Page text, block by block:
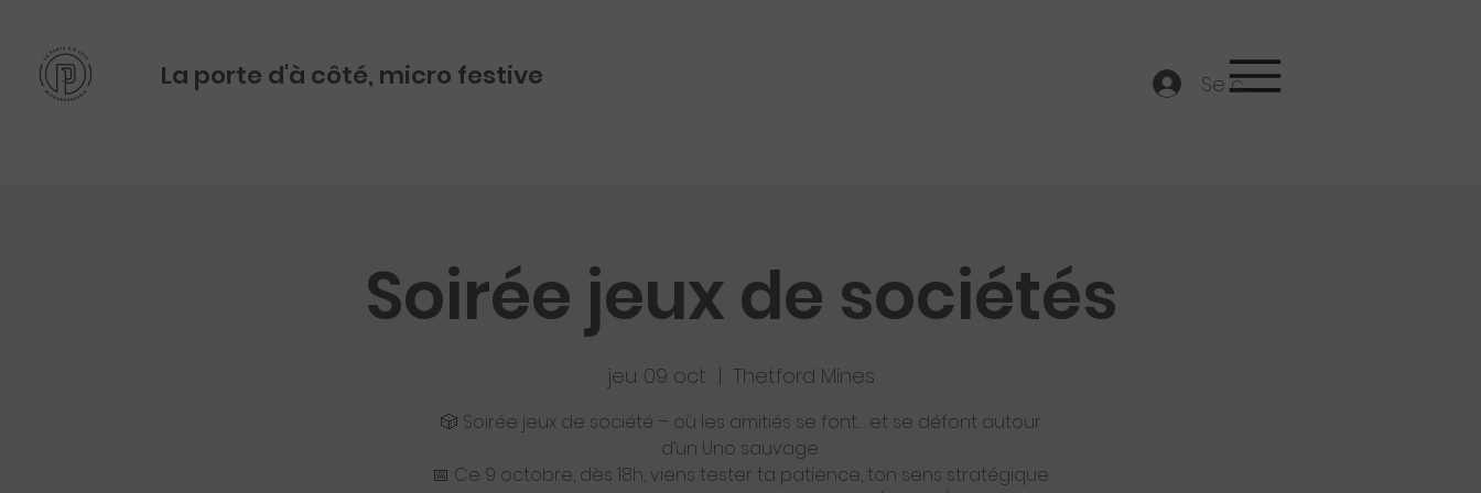
La porte d'à côté, micro festive Se connecter
Soirée jeux de sociétés
jeu. 09 oct.
  |
Thetford Mines
🎲 Soirée jeux de société – où les amitiés se font… et se défont autour
d’un Uno sauvage.
📅 Ce 9 octobre, dès 18h, viens tester ta patience, ton sens stratégique